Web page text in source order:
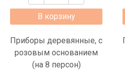
В корзину
Приборы деревянные, с
розовым основанием
(на 8 персон)